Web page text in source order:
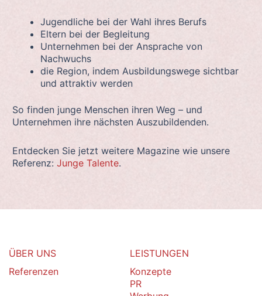
Jugendliche bei der Wahl ihres Berufs
Eltern bei der Begleitung
Unternehmen bei der Ansprache von
Nachwuchs
die Region, indem Ausbildungswege sichtbar
und attraktiv werden
So finden junge Menschen ihren Weg – und
Unternehmen ihre nächsten Auszubildenden.
Entdecken Sie jetzt weitere Magazine wie unsere
Referenz: Junge Talente.
ÜBER UNS
Referenzen
LEISTUNGEN
Konzepte
PR